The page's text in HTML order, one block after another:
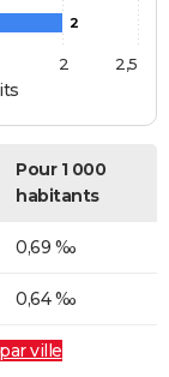
2
2 2,5
Pour 1 000
habitants
0,69 ‰
0,64 ‰
ville